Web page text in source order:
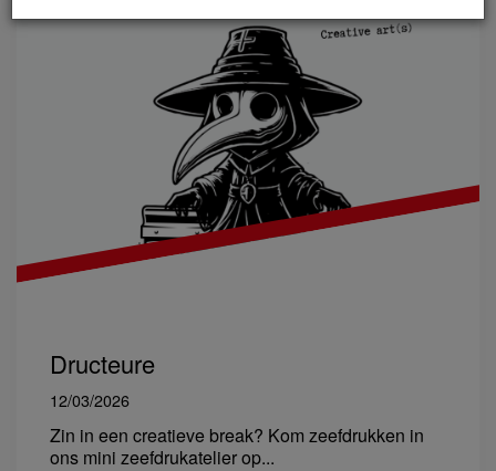
Dructeure
12/03/2026
Zin in een creatieve break? Kom zeefdrukken in
ons mini zeefdrukatelier op...